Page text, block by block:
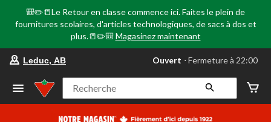
🎒✏️📒Le Retour en classe commence ici. Faites le plein de
fournitures scolaires, d'articles technologiques, de sacs à dos et
plus.📒✏️🎒 Magasinez maintenant
votre
préféré
Leduc,
AB,
courament
Leduc, AB Ouvert ⋅ Fermeture à 22:00
Recherche